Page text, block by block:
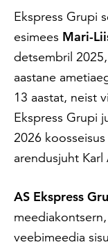
Ekspress Grupi
esimees Mari-
detsembril
aastane
13 aastat, neist
Ekspress Grupi
2026
arendusjuht Karl
AS Ekspress
veebimeedia